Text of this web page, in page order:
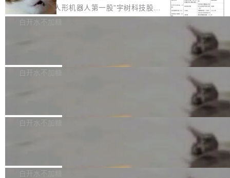
agent 有本质区别。大多数 agent harness 的设
计是基于早期模型的能力—...
细致的一份规则。 政策的核心只有一句话：LLM
可以用来分析、提炼、审阅、建议，但不能用来
不得生成涉及安全性的关键变更，除非作者本身
ek 获配 93.3 万股，锁定 36 个月
8月6日晚间，“人形机器人第一股”宇树科技股份
有限公司披露IPO发行价格及战略配售结果，杭
36个月。 公告显示，本次宇树科技战略配售对
员工参与设立的专项资产管理计划。其中，Dee
获配9...
白开水不加糖
Bug fixes and enhancements 修复多次传递同
一个回归问题，该问题导致拉取镜像时会拒绝包
题，该问题可能导致在旧版 Linux 内核...
白开水不加糖
e 孵化器项目管理委员会（IPMC）投票中获得
P）！这一里程碑不仅标志着 Fluss 迈入新的发
白开水不加糖
长期停止内容更新，未能实现其作为“AI版维基百
白开水不加糖